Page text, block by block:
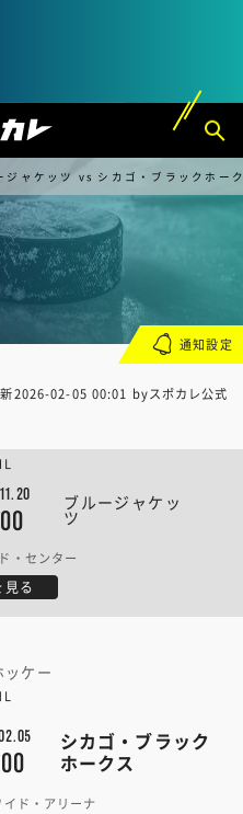
ジャケッツ vs シカゴ・ブラックホー
2026-02-05 00:01 byスポカレ公式
ブルージャケッ
ツ
・センター
見る
ッケー
シカゴ・ブラック
ホークス
ド・アリーナ
通知設定